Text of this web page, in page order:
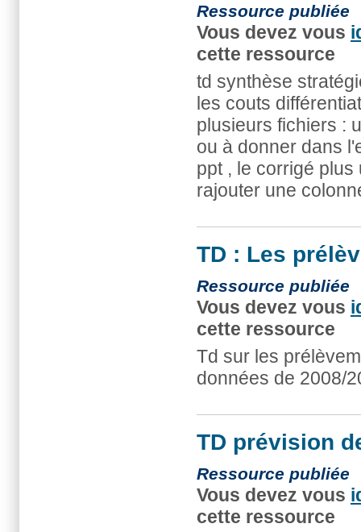
Ressource publiée
Vous devez vous
cette ressource
td synthèse
les couts
plusieurs fichiers :
ou à donner dans
ppt , le corrigé
rajouter une
TD : Les
Ressource publiée
Vous devez vous
cette ressource
Td sur les
données de 2008/
TD prévision
Ressource publiée
Vous devez vous
cette ressource